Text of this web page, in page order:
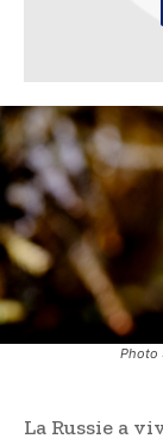
Photo
La Russie a